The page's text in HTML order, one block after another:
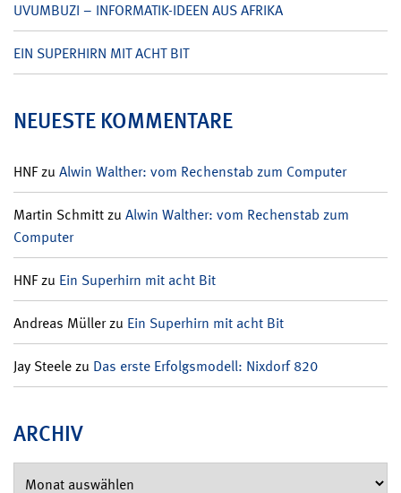
UVUMBUZI – INFORMATIK-IDEEN AUS AFRIKA
EIN SUPERHIRN MIT ACHT BIT
NEUESTE KOMMENTARE
HNFzu Alwin Walther: vom Rechenstab zum Computer
Martin Schmittzu Alwin Walther: vom Rechenstab zum
Computer
HNFzu Ein Superhirn mit acht Bit
Andreas Müllerzu Ein Superhirn mit acht Bit
Jay Steelezu Das erste Erfolgsmodell: Nixdorf 820
ARCHIV